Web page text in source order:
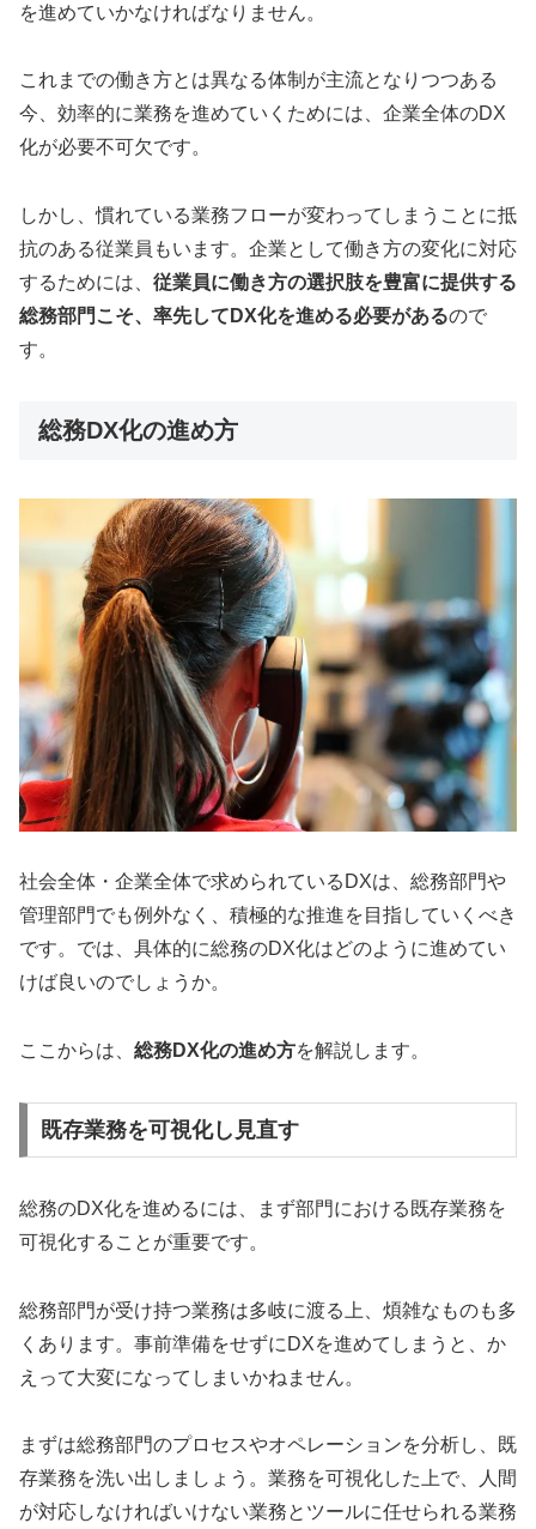
を進めていかなければなりません。
これまでの働き方とは異なる体制が主流となりつつある
今、効率的に業務を進めていくためには、企業全体のDX
化が必要不可欠です。
しかし、慣れている業務フローが変わってしまうことに抵
抗のある従業員もいます。企業として働き方の変化に対応
するためには、 従業員に働き方の選択肢を豊富に提供する
総務部門こそ、率先してDX化を進める必要があるので
す。
総務DX化の進め方
社会全体・企業全体で求められているDXは、総務部門や
管理部門でも例外なく、積極的な推進を目指していくべき
です。では、具体的に総務のDX化はどのように進めてい
けば良いのでしょうか。
ここからは、 総務DX化の進め方を解説します。
既存業務を可視化し見直す
総務のDX化を進めるには、まず部門における既存業務を
可視化することが重要です。
総務部門が受け持つ業務は多岐に渡る上、煩雑なものも多
くあります。事前準備をせずにDXを進めてしまうと、か
えって大変になってしまいかねません。
まずは総務部門のプロセスやオペレーションを分析し、既
存業務を洗い出しましょう。業務を可視化した上で、人間
が対応しなければいけない業務とツールに任せられる業務